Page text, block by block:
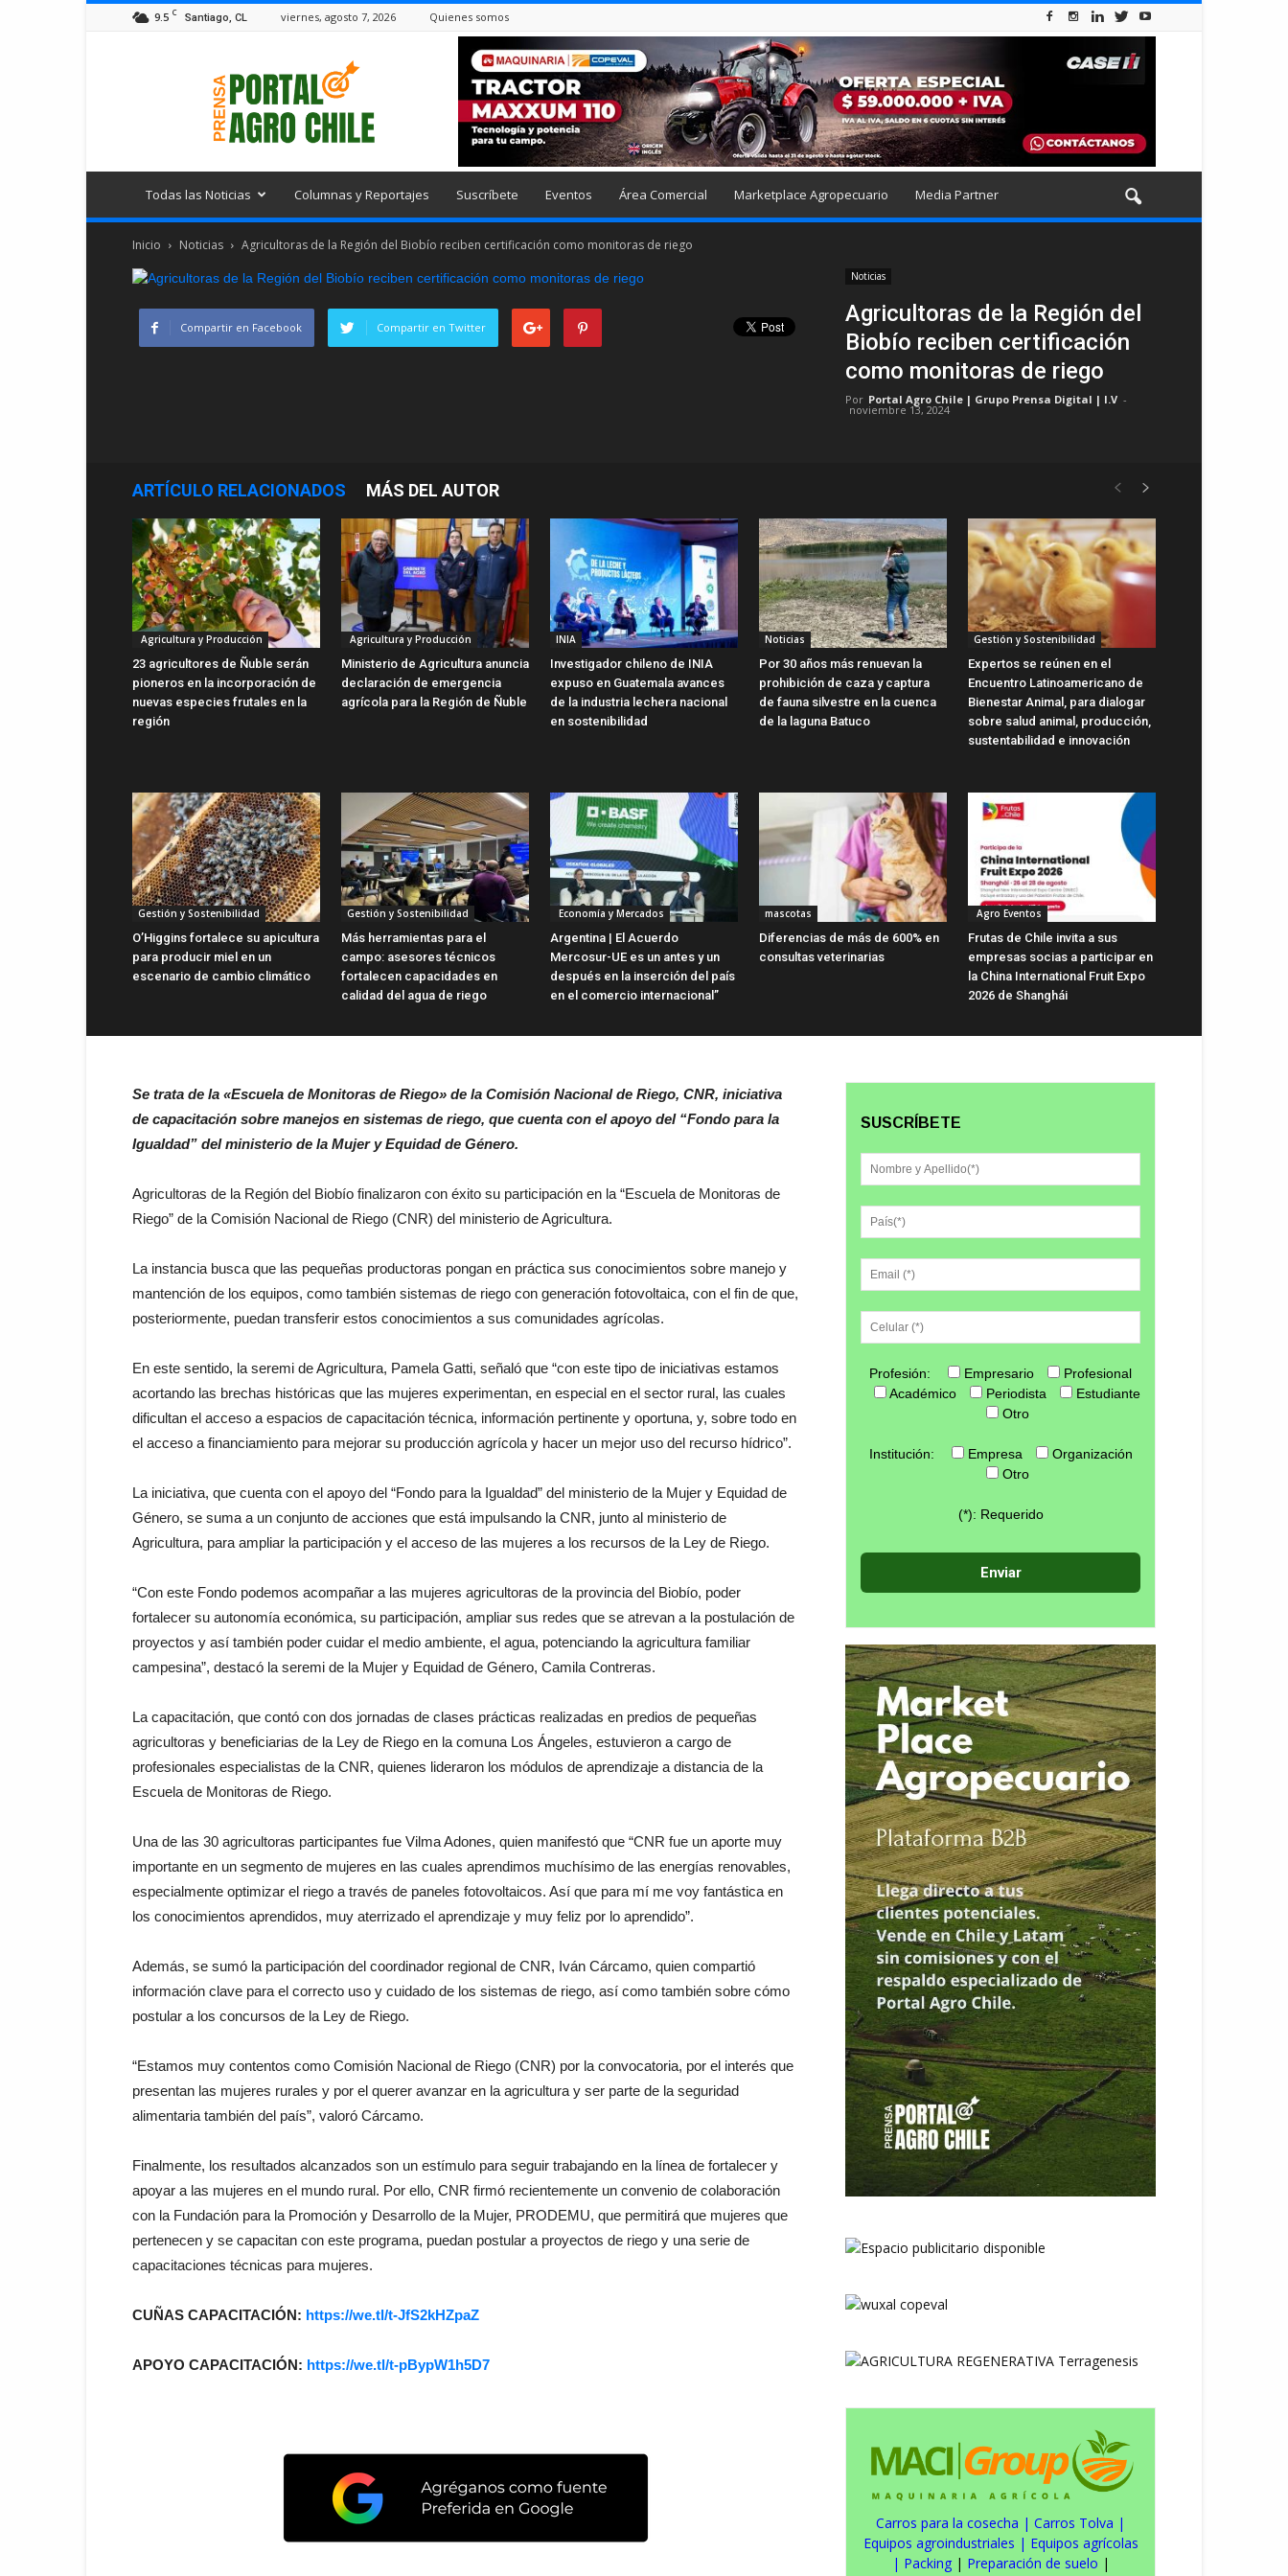
9.5 C Santiago, CL viernes, agosto 7, 2026 Quienes somos
Todas las Noticias Columnas y Reportajes Suscríbete Eventos Área Comercial Marketplace Agropecuario Media Partner
Inicio Noticias Agricultoras de la Región del Biobío reciben certificación como monitoras de riego
Noticias
Agricultoras de la Región del
Biobío reciben certificación
como monitoras de riego
Por Portal Agro Chile | Grupo Prensa Digital | I.V -
noviembre 13, 2024
Compartir en Facebook Compartir en Twitter
ARTÍCULO RELACIONADOS MÁS DEL AUTOR
Agricultura y Producción
23 agricultores de Ñuble serán
pioneros en la incorporación de
nuevas especies frutales en la
región
Agricultura y Producción
Ministerio de Agricultura anuncia
declaración de emergencia
agrícola para la Región de Ñuble
INIA
Investigador chileno de INIA
expuso en Guatemala avances
de la industria lechera nacional
en sostenibilidad
Noticias
Por 30 años más renuevan la
prohibición de caza y captura
de fauna silvestre en la cuenca
de la laguna Batuco
Gestión y Sostenibilidad
Expertos se reúnen en el
Encuentro Latinoamericano de
Bienestar Animal, para dialogar
sobre salud animal, producción,
sustentabilidad e innovación
Gestión y Sostenibilidad
O’Higgins fortalece su apicultura
para producir miel en un
escenario de cambio climático
Gestión y Sostenibilidad
Más herramientas para el
campo: asesores técnicos
fortalecen capacidades en
calidad del agua de riego
Economía y Mercados
Argentina | El Acuerdo
Mercosur-UE es un antes y un
después en la inserción del país
en el comercio internacional”
mascotas
Diferencias de más de 600% en
consultas veterinarias
Agro Eventos
Frutas de Chile invita a sus
empresas socias a participar en
la China International Fruit Expo
2026 de Shanghái
Se trata de la «Escuela de Monitoras de Riego» de la Comisión Nacional de Riego, CNR, iniciativa
de capacitación sobre manejos en sistemas de riego, que cuenta con el apoyo del “Fondo para la
Igualdad” del ministerio de la Mujer y Equidad de Género.
Agricultoras de la Región del Biobío finalizaron con éxito su participación en la “Escuela de Monitoras de
Riego” de la Comisión Nacional de Riego (CNR) del ministerio de Agricultura.
La instancia busca que las pequeñas productoras pongan en práctica sus conocimientos sobre manejo y
mantención de los equipos, como también sistemas de riego con generación fotovoltaica, con el fin de que,
posteriormente, puedan transferir estos conocimientos a sus comunidades agrícolas.
En este sentido, la seremi de Agricultura, Pamela Gatti, señaló que “con este tipo de iniciativas estamos
acortando las brechas históricas que las mujeres experimentan, en especial en el sector rural, las cuales
dificultan el acceso a espacios de capacitación técnica, información pertinente y oportuna, y, sobre todo en
el acceso a financiamiento para mejorar su producción agrícola y hacer un mejor uso del recurso hídrico”.
La iniciativa, que cuenta con el apoyo del “Fondo para la Igualdad” del ministerio de la Mujer y Equidad de
Género, se suma a un conjunto de acciones que está impulsando la CNR, junto al ministerio de
Agricultura, para ampliar la participación y el acceso de las mujeres a los recursos de la Ley de Riego.
“Con este Fondo podemos acompañar a las mujeres agricultoras de la provincia del Biobío, poder
fortalecer su autonomía económica, su participación, ampliar sus redes que se atrevan a la postulación de
proyectos y así también poder cuidar el medio ambiente, el agua, potenciando la agricultura familiar
campesina”, destacó la seremi de la Mujer y Equidad de Género, Camila Contreras.
La capacitación, que contó con dos jornadas de clases prácticas realizadas en predios de pequeñas
agricultoras y beneficiarias de la Ley de Riego en la comuna Los Ángeles, estuvieron a cargo de
profesionales especialistas de la CNR, quienes lideraron los módulos de aprendizaje a distancia de la
Escuela de Monitoras de Riego.
Una de las 30 agricultoras participantes fue Vilma Adones, quien manifestó que “CNR fue un aporte muy
importante en un segmento de mujeres en las cuales aprendimos muchísimo de las energías renovables,
especialmente optimizar el riego a través de paneles fotovoltaicos. Así que para mí me voy fantástica en
los conocimientos aprendidos, muy aterrizado el aprendizaje y muy feliz por lo aprendido”.
Además, se sumó la participación del coordinador regional de CNR, Iván Cárcamo, quien compartió
información clave para el correcto uso y cuidado de los sistemas de riego, así como también sobre cómo
postular a los concursos de la Ley de Riego.
“Estamos muy contentos como Comisión Nacional de Riego (CNR) por la convocatoria, por el interés que
presentan las mujeres rurales y por el querer avanzar en la agricultura y ser parte de la seguridad
alimentaria también del país”, valoró Cárcamo.
Finalmente, los resultados alcanzados son un estímulo para seguir trabajando en la línea de fortalecer y
apoyar a las mujeres en el mundo rural. Por ello, CNR firmó recientemente un convenio de colaboración
con la Fundación para la Promoción y Desarrollo de la Mujer, PRODEMU, que permitirá que mujeres que
pertenecen y se capacitan con este programa, puedan postular a proyectos de riego y una serie de
capacitaciones técnicas para mujeres.
CUÑAS CAPACITACIÓN: https://we.tl/t-JfS2kHZpaZ
APOYO CAPACITACIÓN: https://we.tl/t-pBypW1h5D7
SUSCRÍBETE
Profesión: Empresario
Profesional
Académico
Periodista
Estudiante
Otro
Institución: Empresa
Organización
Otro
(*): Requerido
Carros para la cosecha | Carros Tolva |
Equipos agroindustriales | Equipos agrícolas
| Packing| Preparación de suelo |